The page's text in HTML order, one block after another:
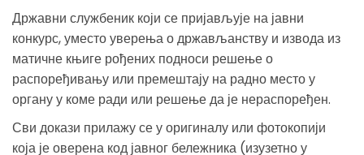
Државни службеник који се пријављује на јавни
конкурс, уместо уверења о држављанству и извода из
матичне књиге рођених подноси решење о
распоређивању или премештају на радно место у
органу у коме ради или решење да је нераспоређен.
Сви докази прилажу се у оригиналу или фотокопији
која је оверена код јавног бележника (изузетно у